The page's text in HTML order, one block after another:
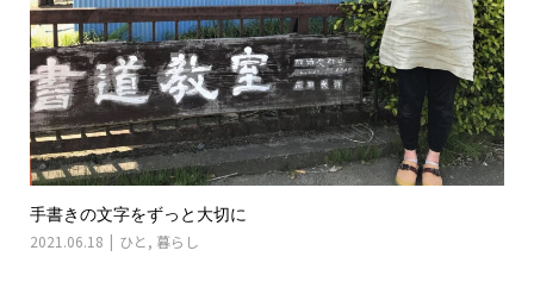
手書きの文字をずっと大切に
2021.06.18 ひと , 暮らし